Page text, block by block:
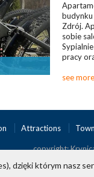
budynku
Zdrój.
sobie
pracy
see more
Attractions Town
copyright;
dzięki którym nasz